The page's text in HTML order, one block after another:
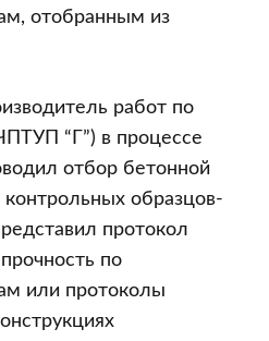
отобранным из
работ по
“Г”) в процессе
отбор бетонной
образцов-
протокол
по
или протоколы